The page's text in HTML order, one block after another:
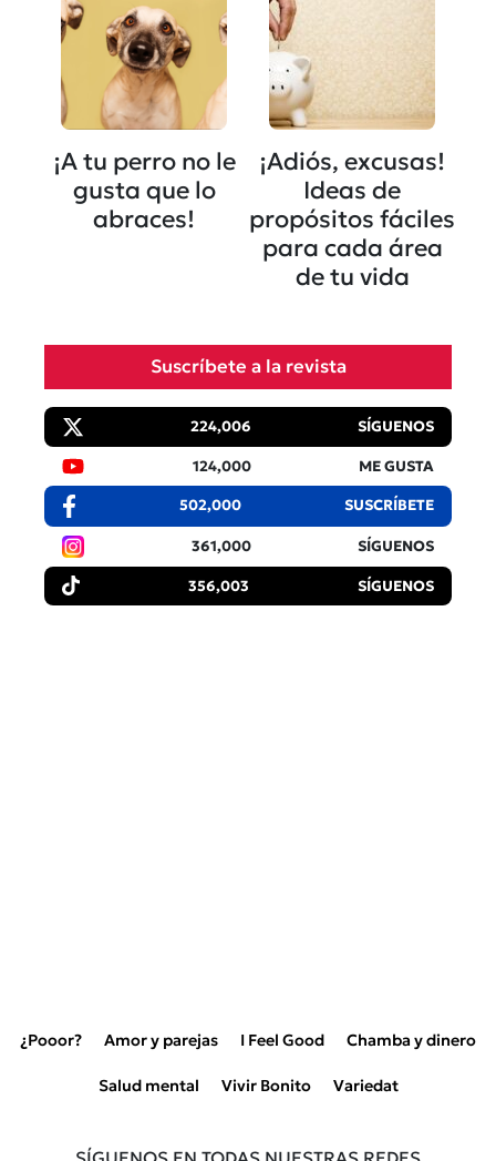
¡A tu perro no le
gusta que lo
abraces!
¡Adiós, excusas!
Ideas de
propósitos fáciles
para cada área
de tu vida
Suscríbete a la revista
224,006 SÍGUENOS
124,000 ME GUSTA
502,000 SUSCRÍBETE
361,000 SÍGUENOS
356,003 SÍGUENOS
¿Pooor? Amor y parejas I Feel Good Chamba y dinero
Salud mental Vivir Bonito Variedat